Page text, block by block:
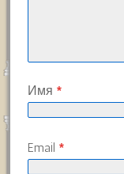
Имя *
Email *